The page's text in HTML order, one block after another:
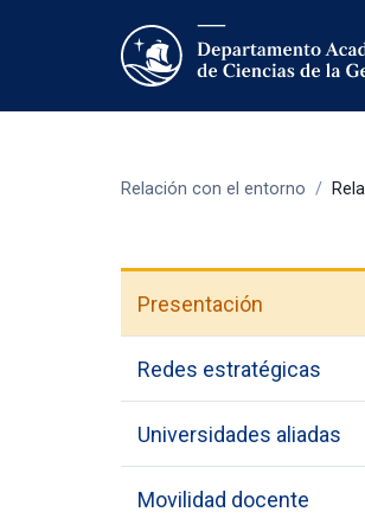
Relación con el entorno /
Presentación
Redes estratégicas
Universidades aliadas
Movilidad docente